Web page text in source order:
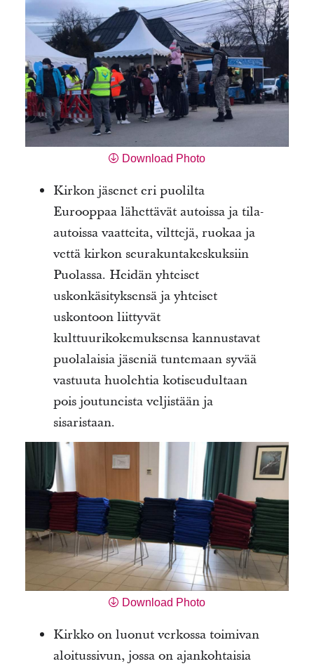
Download Photo
Kirkon jäsenet eri puolilta
Eurooppaa lähettävät autoissa ja tila-
autoissa vaatteita, vilttejä, ruokaa ja
vettä kirkon seurakuntakeskuksiin
Puolassa. Heidän yhteiset
uskonkäsityksensä ja yhteiset
uskontoon liittyvät
kulttuurikokemuksensa kannustavat
puolalaisia jäseniä tuntemaan syvää
vastuuta huolehtia kotiseudultaan
pois joutuneista veljistään ja
sisaristaan.
Download Photo
Kirkko on luonut verkossa toimivan
aloitussivun, jossa on ajankohtaisia